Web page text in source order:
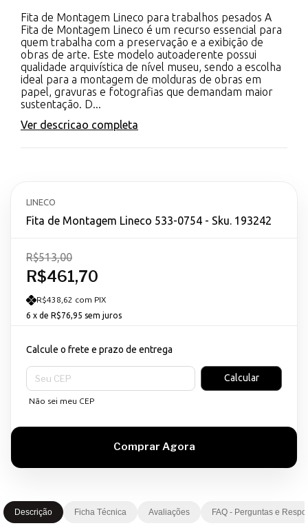
Fita de Montagem Lineco para trabalhos pesados A
Fita de Montagem Lineco é um recurso essencial para
quem trabalha com a preservação e a exibição de
obras de arte. Este modelo autoaderente possui
qualidade arquivística de nível museu, sendo a escolha
ideal para a montagem de molduras de obras em
papel, gravuras e fotografias que demandam maior
sustentação. D...
Ver descricao completa
LINECO
Fita de Montagem Lineco 533-0754 - Sku. 193242
R$461,70
R$513,00
R$438,62 com PIX
6 x de R$76,95 sem juros
Calcule o frete e prazo de entrega
Entregas para o CEP:
Calcular
Não sei meu CEP
Descrição Ficha Técnica Avaliações FAQ - Perguntas e